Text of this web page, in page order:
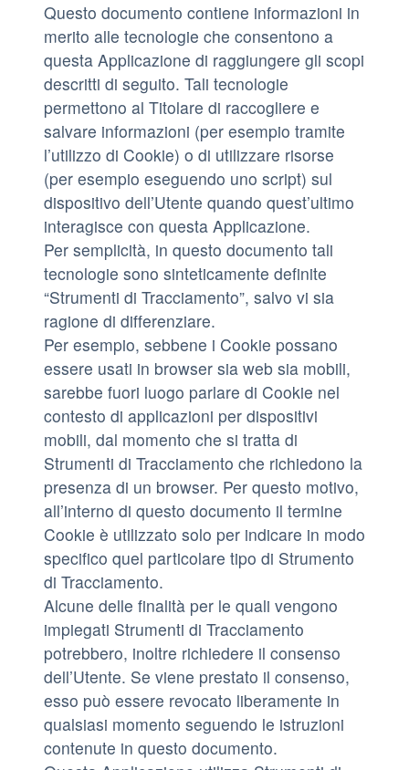
Questo documento contiene informazioni in
merito alle tecnologie che consentono a
questa Applicazione di raggiungere gli scopi
descritti di seguito. Tali tecnologie
permettono al Titolare di raccogliere e
salvare informazioni (per esempio tramite
l’utilizzo di Cookie) o di utilizzare risorse
(per esempio eseguendo uno script) sul
dispositivo dell’Utente quando quest’ultimo
interagisce con questa Applicazione.
Per semplicità, in questo documento tali
tecnologie sono sinteticamente definite
“Strumenti di Tracciamento”, salvo vi sia
ragione di differenziare.
Per esempio, sebbene i Cookie possano
essere usati in browser sia web sia mobili,
sarebbe fuori luogo parlare di Cookie nel
contesto di applicazioni per dispositivi
mobili, dal momento che si tratta di
Strumenti di Tracciamento che richiedono la
presenza di un browser. Per questo motivo,
all’interno di questo documento il termine
Cookie è utilizzato solo per indicare in modo
specifico quel particolare tipo di Strumento
di Tracciamento.
Alcune delle finalità per le quali vengono
impiegati Strumenti di Tracciamento
potrebbero, inoltre richiedere il consenso
dell’Utente. Se viene prestato il consenso,
esso può essere revocato liberamente in
qualsiasi momento seguendo le istruzioni
contenute in questo documento.